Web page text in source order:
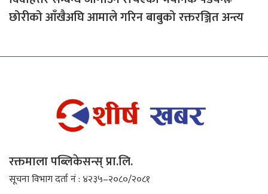
छोरीको आँखैअघि आमाले गरिन बाबुको रक्तरञ्जित अन्त्य
रक्तमाला पब्लिकेसन्स् प्रा.लि.
सूचना विभाग दर्ता नं : ४२३५–२०८०/२०८१